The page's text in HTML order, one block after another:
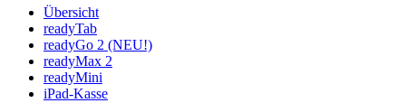
Übersicht
readyTab
readyGo 2 (NEU!)
readyMax 2
readyMini
iPad-Kasse